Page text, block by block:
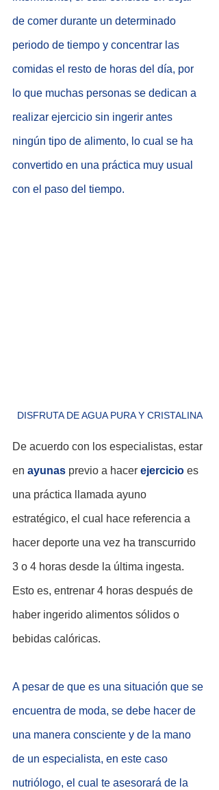
de comer durante un determinado
periodo de tiempo y concentrar las
comidas el resto de horas del día, por
lo que muchas personas se dedican a
realizar ejercicio sin ingerir antes
ningún tipo de alimento, lo cual se ha
convertido en una práctica muy usual
con el paso del tiempo.
DISFRUTA DE AGUA PURA Y CRISTALINA
De acuerdo con los especialistas, estar
en ayunas previo a hacer ejercicio es
una práctica llamada ayuno
estratégico, el cual hace referencia a
hacer deporte una vez ha transcurrido
3 o 4 horas desde la última ingesta.
Esto es, entrenar 4 horas después de
haber ingerido alimentos sólidos o
bebidas calóricas.
A pesar de que es una situación que se
encuentra de moda, se debe hacer de
una manera consciente y de la mano
de un especialista, en este caso
nutriólogo, el cual te asesorará de la